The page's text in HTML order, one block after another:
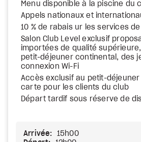
Menu disponible à la piscine du
Appels nationaux et
10 % de rabais ur les services
Salon Club Level exclusif
importées de qualité
petit-déjeuner continental, des
connexion Wi-Fi
Accès exclusif au petit-
carte pour les clients du club
Départ tardif sous réserve de
Arrivée:
15h00